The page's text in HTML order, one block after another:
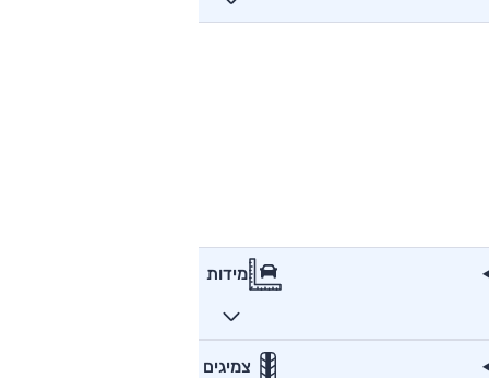
מידות
צמיגים